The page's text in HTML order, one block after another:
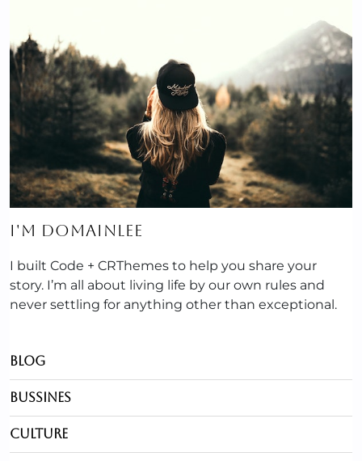
I'M DOMAINLEE
I built Code + CRThemes to help you share your
story. I’m all about living life by our own rules and
never settling for anything other than exceptional.
Blog
Bussines
Culture